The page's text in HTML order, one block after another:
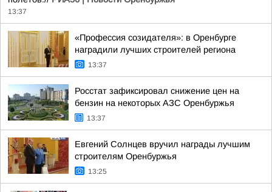
13:37
«Профессия созидателя»: в Оренбурге
наградили лучших строителей региона
13:37
Росстат зафиксировал снижение цен на
бензин на некоторых АЗС Оренбуржья
13:37
Евгений Солнцев вручил награды лучшим
строителям Оренбуржья
13:25